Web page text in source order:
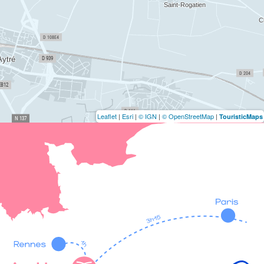
Leaflet | Esri | © IGN | © OpenStreetMap | TouristicMaps